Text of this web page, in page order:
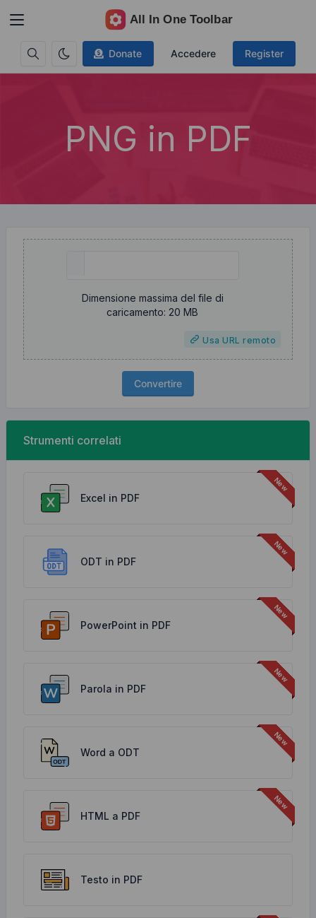
Donate Accedere Register
PNG in PDF
Dimensione massima del file di
caricamento: 20 MB
Usa URL remoto
Convertire
Strumenti correlati
Excel in PDF
ODT in PDF
PowerPoint in PDF
Parola in PDF
Word a ODT
HTML a PDF
Testo in PDF